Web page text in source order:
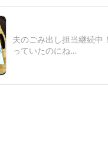
夫のごみ出し担当継続中
っていたのにね…